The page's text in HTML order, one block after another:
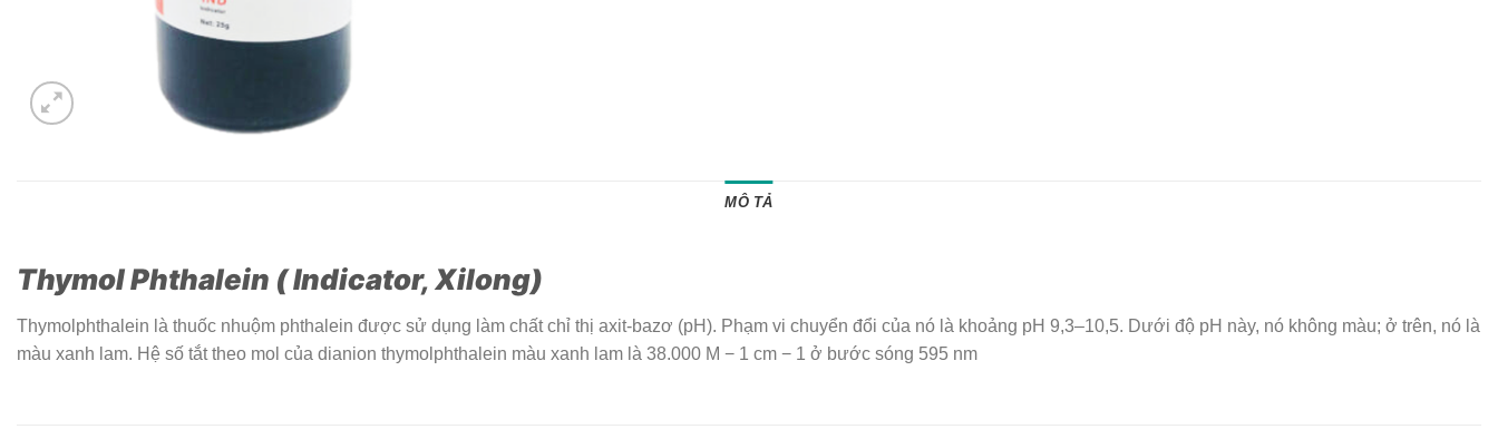
MÔ TẢ
Thymol Phthalein ( Indicator, Xilong)
Thymolphthalein là thuốc nhuộm phthalein được sử dụng làm chất chỉ thị axit-bazơ (pH). Phạm vi chuyển đổi của nó là khoảng pH 9,3–10,5. Dưới độ pH này, nó không màu; ở trên, nó là
màu xanh lam. Hệ số tắt theo mol của dianion thymolphthalein màu xanh lam là 38.000 M − 1 cm − 1 ở bước sóng 595 nm